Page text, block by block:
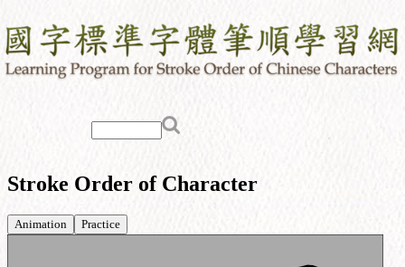
Stroke Order of Character
Animation Practice